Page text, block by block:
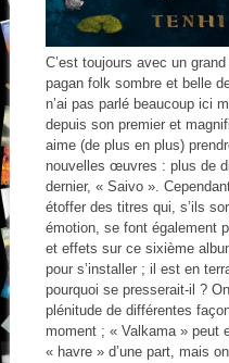
C’est toujours avec un
pagan folk sombre et belle
n’ai pas parlé beaucoup ici
depuis son premier et
aime (de plus en plus)
nouvelles œuvres : plus de
dernier, « Saivo ».
étoffer des titres qui, s’ils
émotion, se font également
et effets sur ce sixième
pour s’installer ; il est en
pourquoi se presserait-il ?
plénitude de différentes
moment ; « Valkama » peut
« havre » d’une part, mais